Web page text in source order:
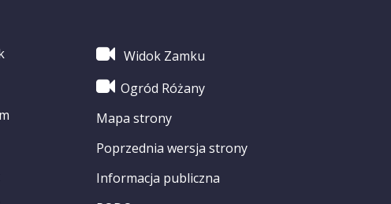
Widok Zamku
Ogród Różany
Mapa strony
Poprzednia wersja strony
Informacja publiczna